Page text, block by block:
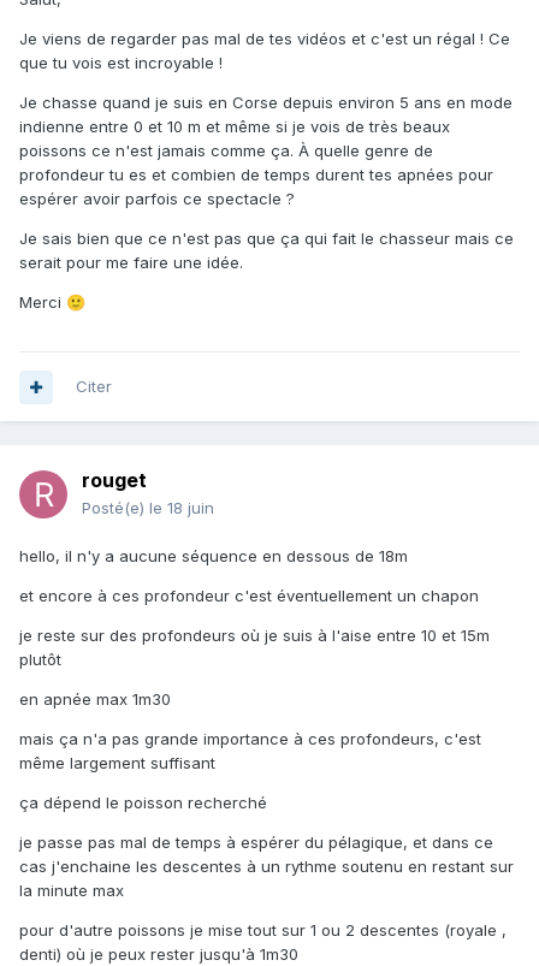
Je viens de regarder pas mal de tes vidéos et c'est un régal ! Ce
que tu vois est incroyable !
Je chasse quand je suis en Corse depuis environ 5 ans en mode
indienne entre 0 et 10 m et même si je vois de très beaux
poissons ce n'est jamais comme ça. À quelle genre de
profondeur tu es et combien de temps durent tes apnées pour
espérer avoir parfois ce spectacle ?
Je sais bien que ce n'est pas que ça qui fait le chasseur mais ce
serait pour me faire une idée.
Merci 🙂
Citer
rouget
Posté(e) le 18 juin
hello, il n'y a aucune séquence en dessous de 18m
et encore à ces profondeur c'est éventuellement un chapon
je reste sur des profondeurs où je suis à l'aise entre 10 et 15m
plutôt
en apnée max 1m30
mais ça n'a pas grande importance à ces profondeurs, c'est
même largement suffisant
ça dépend le poisson recherché
je passe pas mal de temps à espérer du pélagique, et dans ce
cas j'enchaine les descentes à un rythme soutenu en restant sur
la minute max
pour d'autre poissons je mise tout sur 1 ou 2 descentes (royale ,
denti) où je peux rester jusqu'à 1m30